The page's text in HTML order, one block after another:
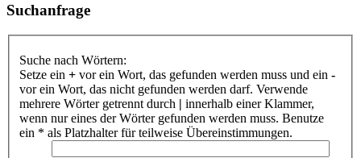
Suchanfrage
Suche nach Wörtern:
Setze ein + vor ein Wort, das gefunden werden muss und ein -
vor ein Wort, das nicht gefunden werden darf. Verwende
mehrere Wörter getrennt durch | innerhalb einer Klammer,
wenn nur eines der Wörter gefunden werden muss. Benutze
ein * als Platzhalter für teilweise Übereinstimmungen.